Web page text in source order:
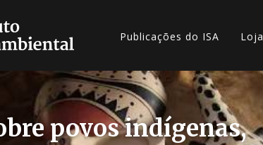
Publicações do ISA Loja
povos indígenas,